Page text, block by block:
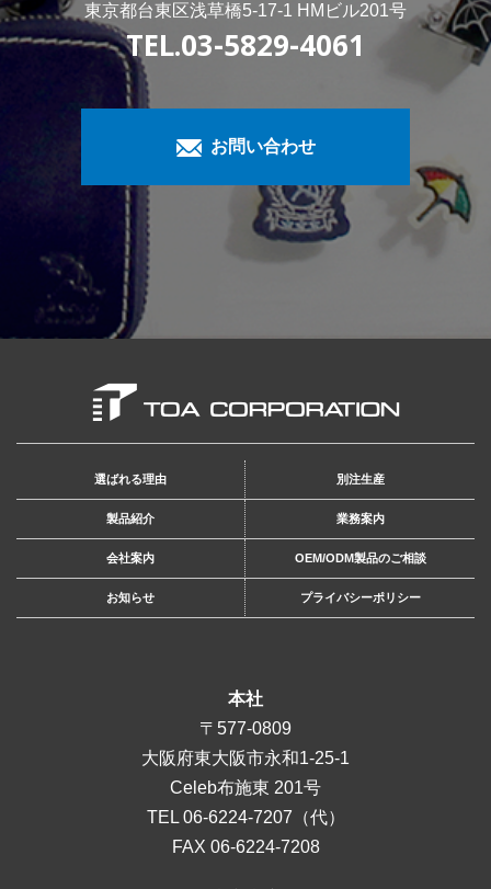
東京都台東区浅草橋5-17-1 HMビル201号
TEL.03-5829-4061
お問い合わせ
選ばれる理由 別注生産
製品紹介 業務案内
会社案内 OEM/ODM製品のご相談
お知らせ プライバシーポリシー
本社
〒577-0809
大阪府東大阪市永和1-25-1
Celeb布施東 201号
TEL06-6224-7207 （代）
FAX 06-6224-7208